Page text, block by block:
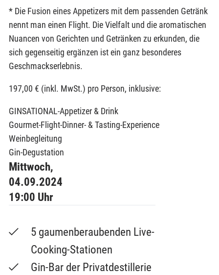
* Die Fusion eines Appetizers mit dem passenden Getränk
nennt man einen Flight. Die Vielfalt und die aromatischen
Nuancen von Gerichten und Getränken zu erkunden, die
sich gegenseitig ergänzen ist ein ganz besonderes
Geschmackserlebnis.
197,00 € (inkl. MwSt.) pro Person, inklusive:
GINSATIONAL-Appetizer & Drink
Gourmet-Flight-Dinner- & Tasting-Experience
Weinbegleitung
Gin-Degustation
Mittwoch,
04.09.2024
19:00 Uhr
5 gaumenberaubenden Live-
Cooking-Stationen
Gin-Bar der Privatdestillerie